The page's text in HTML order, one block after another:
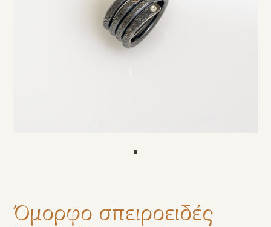
Όμορφο σπειροειδές